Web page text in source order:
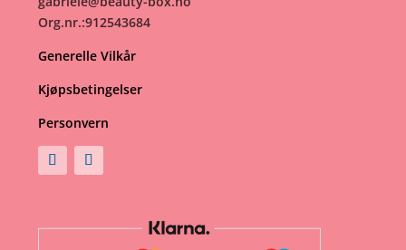
Org.nr.:912543684
Generelle Vilkår
Kjøpsbetingelser
Personvern